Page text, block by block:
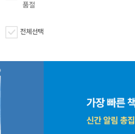
품절
전체선택